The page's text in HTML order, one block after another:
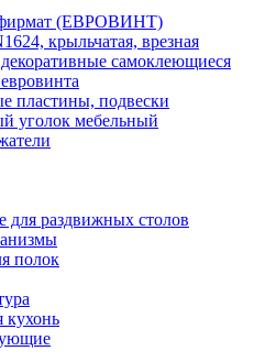
(ЕВРОВИНТ)
крыльчатая, врезная
самоклеющиеся
пластины, подвески
уголок мебельный
раздвижных столов
полок
кухонь